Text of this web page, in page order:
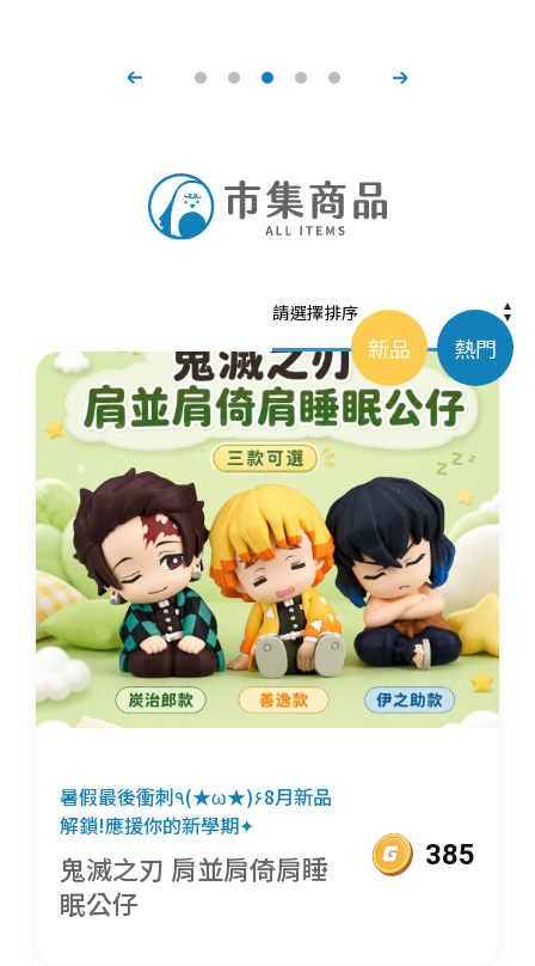
請選擇排序
新品 熱門
暑假最後衝刺٩(★ω★)۶8月新品
解鎖!應援你的新學期✦
鬼滅之刃 肩並肩倚肩睡
眠公仔
385